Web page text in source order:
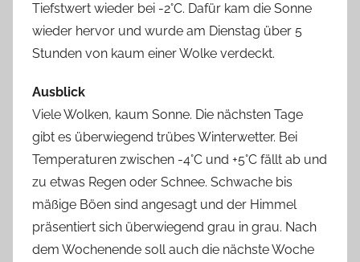
Tiefstwert wieder bei -2°C. Dafür kam die Sonne
wieder hervor und wurde am Dienstag über 5
Stunden von kaum einer Wolke verdeckt.
Ausblick
Viele Wolken, kaum Sonne. Die nächsten Tage
gibt es überwiegend trübes Winterwetter. Bei
Temperaturen zwischen -4°C und +5°C fällt ab und
zu etwas Regen oder Schnee. Schwache bis
mäßige Böen sind angesagt und der Himmel
präsentiert sich überwiegend grau in grau. Nach
dem Wochenende soll auch die nächste Woche